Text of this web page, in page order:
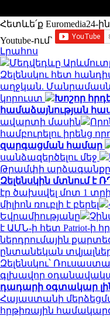
Հետևե՛ք Euromedia24-ին
Youtube-ում`
Լրահոս
Մեդվեդևը
Զելենսկու հետ
աղջկան.
կորուստ
Խոշոր
համաձայնության
ավարտի մասին
համբուրելու իրենց
զարգացման համար
սանձազերծելու մեջ
Թրամփի արձագանքը.
Զելենսկին մտնում է
էր ծախսվել մոտ 1
միլիոն ռուբլի է բերել
Եվրամիությանը
է ԱՄՆ-ի հետ Patriot-
ներդրումային
ընտանեկան
Զելենսկու՝
գլխավոր
դադարի օգտակար
Հայաստանի
հրթիռային